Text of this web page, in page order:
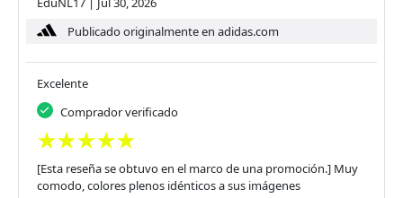
Publicado originalmente en adidas.com
Excelente
Comprador verificado
[Esta reseña se obtuvo en el marco de una promoción.] Muy
comodo, colores plenos idénticos a sus imágenes